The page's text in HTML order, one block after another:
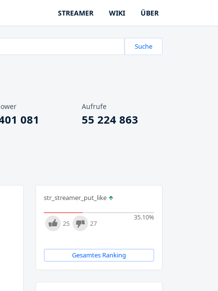
STREAMER WIKI ÜBER
Suche
081
Aufrufe
55 224 863
str_streamer_put_like
35.10%
25 27
Gesamtes Ranking